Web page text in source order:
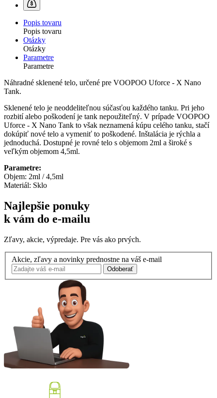
Popis tovaru
Popis tovaru
Otázky
Otázky
Parametre
Parametre
Náhradné sklenené telo, určené pre VOOPOO Uforce - X Nano
Tank.
Sklenené telo je neoddeliteľnou súčasťou každého tanku. Pri jeho
rozbití alebo poškodení je tank nepoužiteľný. V prípade VOOPOO
Uforce - X Nano Tank to však neznamená kúpu celého tanku, stačí
dokúpiť nové telo a vymeniť to poškodené. Inštalácia je rýchla a
jednoduchá. Dostupné je rovné telo s objemom 2ml a široké s
veľkým objemom 4,5ml.
Parametre:
Objem: 2ml / 4,5ml
Materiál: Sklo
Najlepšie ponuky
k vám do e-mailu
Zľavy, akcie, výpredaje. Pre vás ako prvých.
Akcie, zľavy a novinky prednostne na váš e-mail
Odoberať